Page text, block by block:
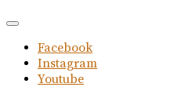
Facebook
Instagram
Youtube